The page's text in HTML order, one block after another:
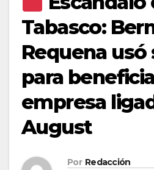
Tabasco:
Requena usó
para
empresa
August
Por Redacción